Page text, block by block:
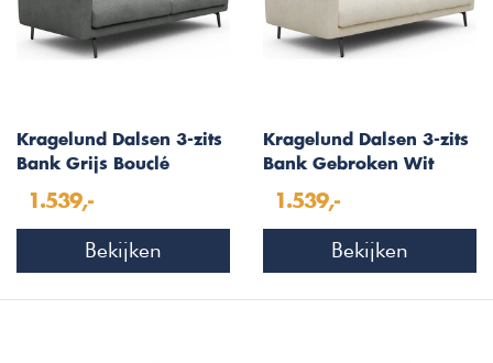
Kragelund Dalsen 3-zits
Bank Grijs Bouclé
1.539,-
Bekijken
Kragelund Dalsen 3-zits
Bank Gebroken Wit
1.539,-
Bekijken